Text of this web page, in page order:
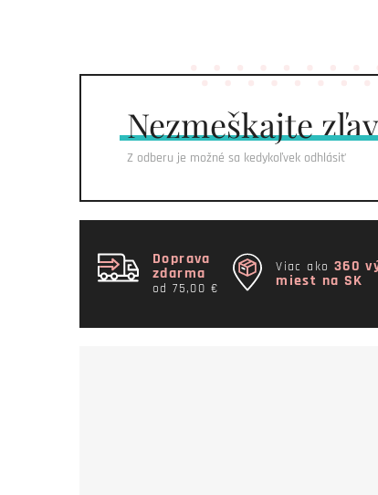
Nezmeškajte
Z odberu je možné sa kedykoľvek odhlásiť
Doprava
zdarma
od 75,00 €
Viac ako 360
miest na SK